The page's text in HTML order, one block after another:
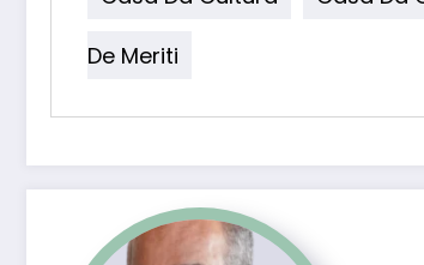
De Meriti